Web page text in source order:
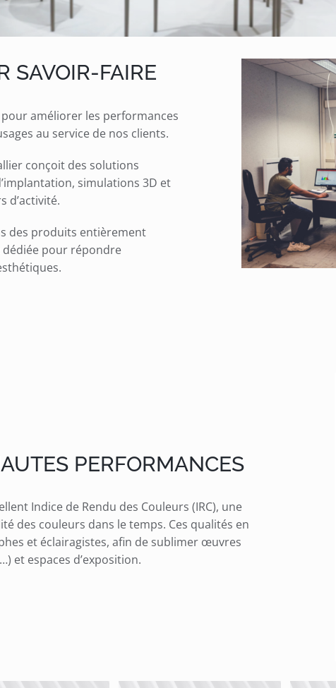
SAVOIR-FAIRE
améliorer les performances
au service de nos clients.
conçoit des solutions
simulations 3D et
d’activité.
des produits entièrement
dédiée pour répondre
PERFORMANCES
Indice de Rendu des Couleurs (IRC), une
des couleurs dans le temps. Ces qualités en
et éclairagistes, afin de sublimer œuvres
et espaces d’exposition.